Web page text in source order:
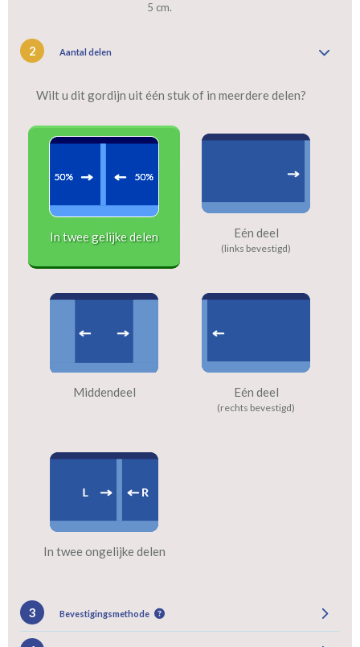
5 cm.
2 Aantal delen
Wilt u dit gordijn uit één stuk of in meerdere delen?
In twee gelijke delen Eén deel
(links bevestigd)
Middendeel Eén deel
(rechts bevestigd)
In twee ongelijke delen
3 Bevestigingsmethode